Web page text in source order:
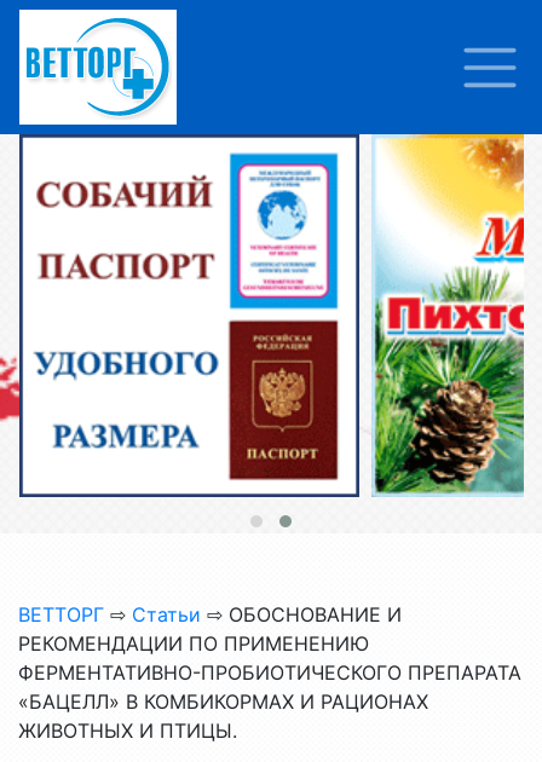
ВЕТТОРГ ⇨ Статьи ⇨ ОБОСНОВАНИЕ И
РЕКОМЕНДАЦИИ ПО ПРИМЕНЕНИЮ
ФЕРМЕНТАТИВНО-ПРОБИОТИЧЕСКОГО ПРЕПАРАТА
«БАЦЕЛЛ» В КОМБИКОРМАХ И РАЦИОНАХ
ЖИВОТНЫХ И ПТИЦЫ.